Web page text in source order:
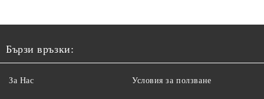
Бързи връзки:
За Нас Условия за ползване